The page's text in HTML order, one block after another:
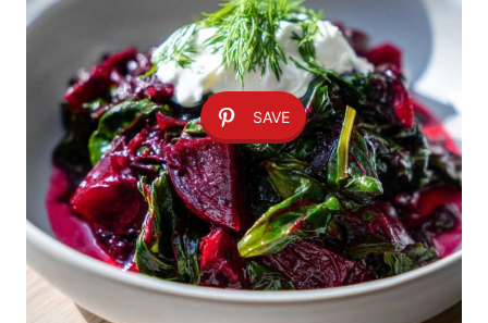
SAVE